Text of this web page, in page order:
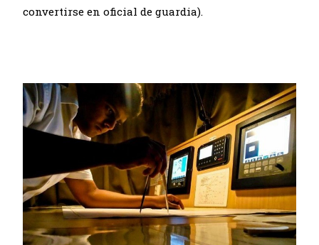
convertirse en oficial de guardia).